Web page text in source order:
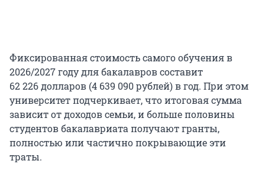
Фиксированная стоимость самого обучения в
2026/2027году для бакалавров составит
62 226долларов (4 639 090рублей) в год. При этом
университет подчеркивает, что итоговая сумма
зависит от доходов семьи, и больше половины
студентов бакалавриата получают гранты,
полностью или частично покрывающие эти
траты.